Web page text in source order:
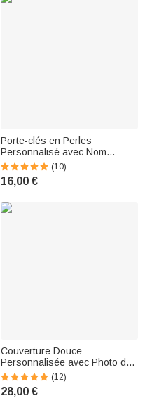
Porte-clés en Perles
Personnalisé avec Nom
Breloque de Balle Ballon
Cadeau Anniversaire Retour à
l'École pour Amateur du Sport
(10)
16,00 €
Couverture Douce
Personnalisée avec Photo de
Personnage et Texte de Bébé
Cadeau de Fête des Mères
pour Famille
(12)
28,00 €